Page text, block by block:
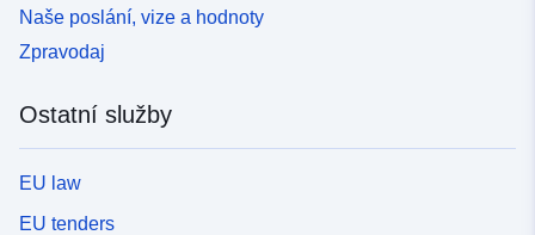
Naše poslání, vize a hodnoty
Zpravodaj
Ostatní služby
EU law
EU tenders